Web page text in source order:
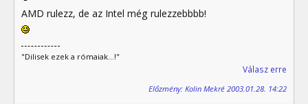
AMD rulezz, de az Intel még rulezzebbbb!
"Dilisek ezek a rómaiak...!"
Válasz erre
Előzmény: Kolin Mekré 2003.01.28. 14:22